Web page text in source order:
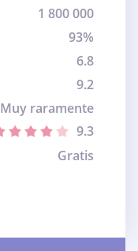
1 800 000
93%
6.8
9.2
Muy raramente
9.3
Gratis